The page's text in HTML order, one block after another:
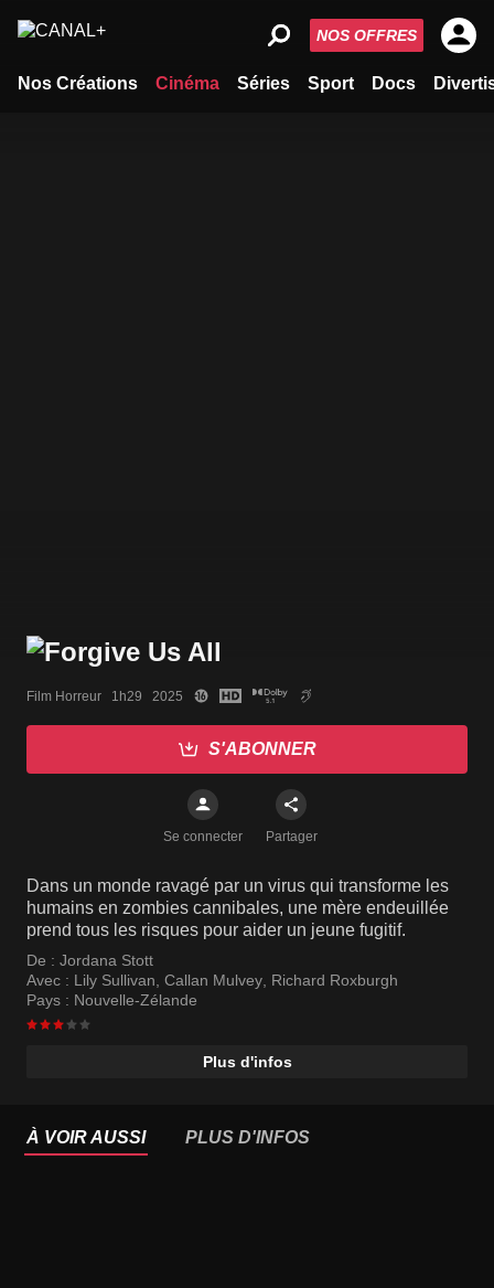
Nos Créations Cinéma Séries Sport Docs
NOS OFFRES
Film Horreur   1h29   2025
S'ABONNER
Se connecter Partager
Dans un monde ravagé par un virus qui transforme les
humains en zombies cannibales, une mère endeuillée
prend tous les risques pour aider un jeune fugitif.
De : Jordana Stott
Avec : Lily Sullivan, Callan Mulvey, Richard Roxburgh
Pays : Nouvelle-Zélande
Plus d'infos
À VOIR AUSSI PLUS D'INFOS